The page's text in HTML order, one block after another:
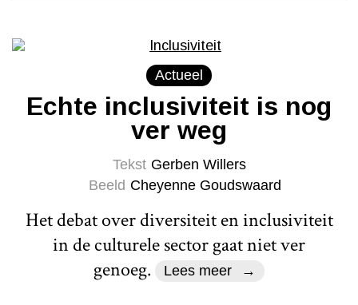
Actueel
Echte inclusiviteit is nog
ver weg
Tekst Gerben Willers
Beeld Cheyenne Goudswaard
Het debat over diversiteit en inclusiviteit
in de culturele sector gaat niet ver
genoeg.
Lees meer